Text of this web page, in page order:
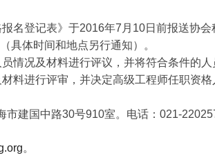
名登记表》于2016年7 月 10日前报送协会
具体时间和地点另行通知）。
情况及材料进行评议，并将符合条件的人
料进行评审，并决定高级工程师任职资格
市建国中路30号910室。电话： 021-
。